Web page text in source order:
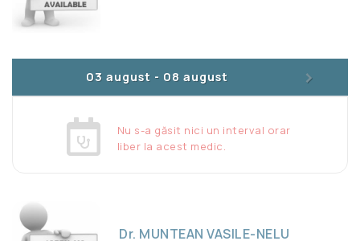
03 august - 08 august >
Nu s-a găsit nici un interval orar
liber la acest medic.
Dr. MUNTEAN VASILE-NELU